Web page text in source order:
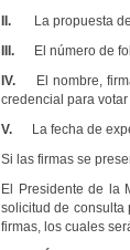
II.
La propuesta
III.
El número de
IV. El nombre,
credencial para
V.
La fecha de
Si las firmas se
El Presidente de la
solicitud de consulta
firmas, los cuales